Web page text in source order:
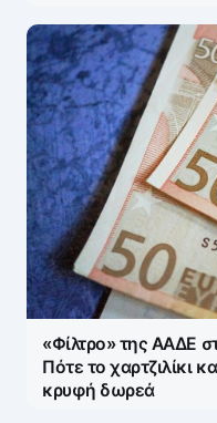
«Φίλτρο» της ΑΑΔΕ
Πότε το χαρτζιλίκι
κρυφή δωρεά